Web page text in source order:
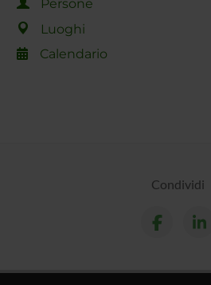
Persone
Luoghi
Calendario
Condividi